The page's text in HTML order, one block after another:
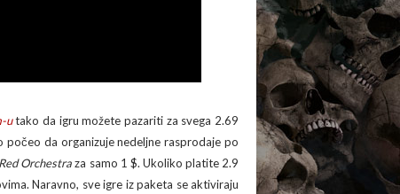
u tako da igru možete pazariti za svega 2.69
počeo da organizuje nedeljne rasprodaje po
Red Orchestraza samo 1 $. Ukoliko platite 2.9
Naravno, sve igre iz paketa se aktiviraju